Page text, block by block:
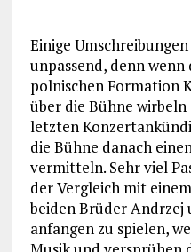
Einige
unpassend, denn
polnischen Formation
über die Bühne
letzten
die Bühne danach
vermitteln. Sehr viel
der Vergleich mit
beiden Brüder Andrzej
anfangen zu spielen,